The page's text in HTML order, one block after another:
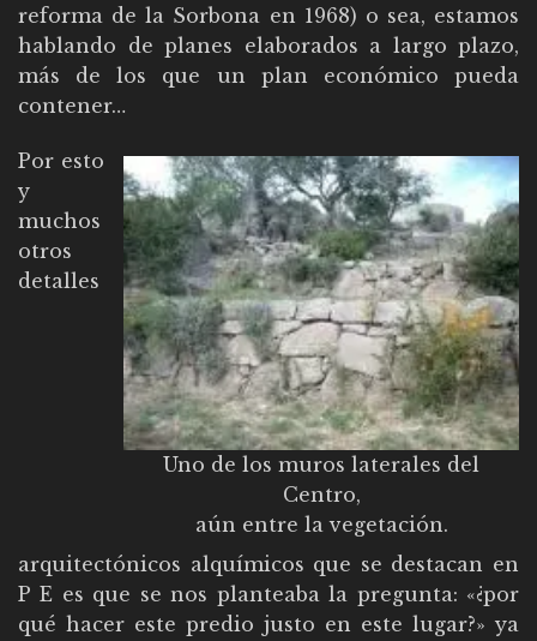
reforma de la Sorbona en 1968) o sea, estamos
hablando de planes elaborados a largo plazo,
más de los que un plan económico pueda
contener…
Uno de los muros laterales del
Centro,
aún entre la vegetación.
Por esto
y
muchos
otros
detalles
arquitectónicos alquímicos que se destacan en
P E es que se nos planteaba la pregunta: «¿por
qué hacer este predio justo en este lugar?» ya